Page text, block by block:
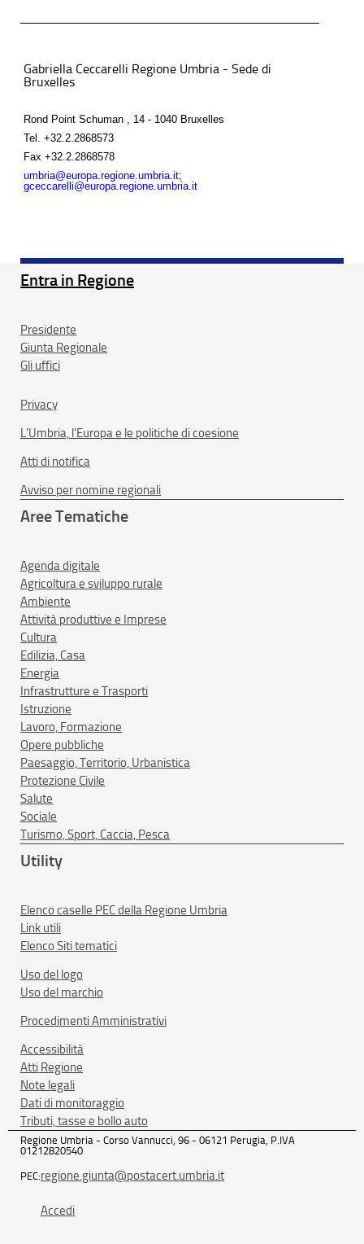
Gabriella Ceccarelli Regione Umbria - Sede di
Bruxelles
Rond Point Schuman , 14 - 1040 Bruxelles
Tel.
+32.2.2868573
Fax +32.2.2868578
umbria@europa.regione.umbria.it;
gceccarelli@europa.regione.umbria.it
Entra in Regione
Presidente
Giunta Regionale
Gli uffici
Privacy
L'Umbria, l'Europa e le politiche di coesione
Atti di notifica
Avviso per nomine regionali
Aree Tematiche
Agenda digitale
Agricoltura e sviluppo rurale
Ambiente
Attività produttive e Imprese
Cultura
Edilizia, Casa
Energia
Infrastrutture e Trasporti
Istruzione
Lavoro, Formazione
Opere pubbliche
Paesaggio, Territorio, Urbanistica
Protezione Civile
Salute
Sociale
Turismo, Sport, Caccia, Pesca
Utility
Elenco caselle PEC della Regione Umbria
Link utili
Elenco Siti tematici
Uso del logo
Uso del marchio
Procedimenti Amministrativi
Accessibilità
Atti Regione
Note legali
Dati di monitoraggio
Tributi, tasse e bollo auto
Regione Umbria - Corso Vannucci, 96 - 06121 Perugia, P.IVA
01212820540
PEC:regione.giunta@postacert.umbria.it
Accedi